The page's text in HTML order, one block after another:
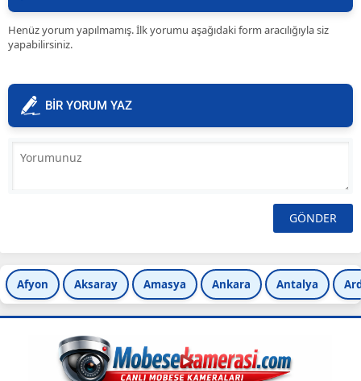
Henüz yorum yapılmamış. İlk yorumu aşağıdaki form aracılığıyla siz
yapabilirsiniz.
BİR YORUM YAZ
Afyon Aksaray Amasya Ankara Antalya